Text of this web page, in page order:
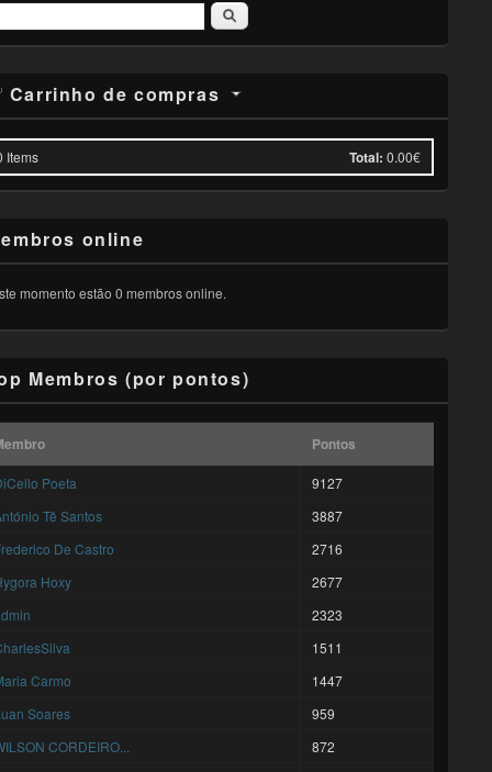
Pesquisar
Carrinho de compras
Items Total: 0.00€
online
momento estão 0 membros online.
Membros (por pontos)
Pontos
Poeta
9127
Tê Santos
3887
De Castro
2716
Hoxy
2677
2323
1511
Carmo
1447
Soares
959
CORDEIRO...
872